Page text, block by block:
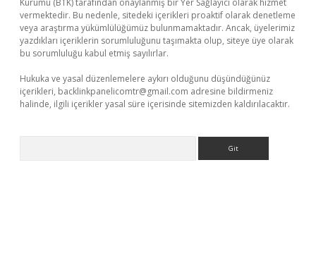
Kurumu (BTK) tarafından onaylanmış bir Yer Sağlayıcı olarak hizmet
vermektedir. Bu nedenle, sitedeki içerikleri proaktif olarak denetleme
veya araştırma yükümlülüğümüz bulunmamaktadır. Ancak, üyelerimiz
yazdıkları içeriklerin sorumluluğunu taşımakta olup, siteye üye olarak
bu sorumluluğu kabul etmiş sayılırlar.
Hukuka ve yasal düzenlemelere aykırı olduğunu düşündüğünüz
içerikleri, backlinkpanelicomtr@gmail.com adresine bildirmeniz
halinde, ilgili içerikler yasal süre içerisinde sitemizden kaldırılacaktır.